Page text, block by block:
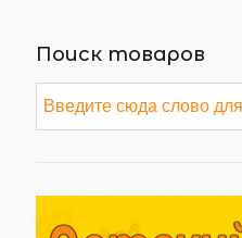
Поиск товаров